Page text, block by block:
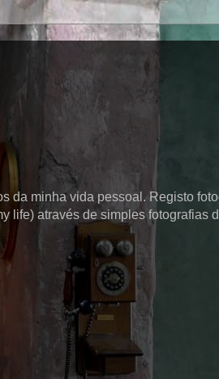
da minha vida pessoal. Registo
life) através de simples fotografias